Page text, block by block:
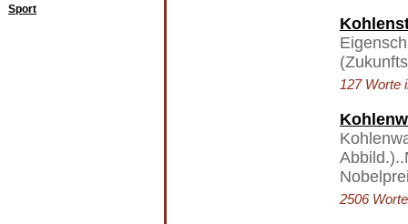
Sport
127 Worte
2506